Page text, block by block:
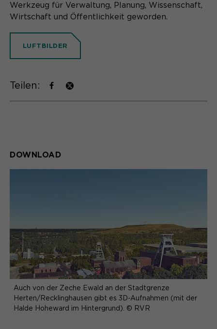
Werkzeug für Verwaltung, Planung, Wissenschaft,
Wirtschaft und Öffentlichkeit geworden.
LUFTBILDER
Teilen:
DOWNLOAD
Auch von der Zeche Ewald an der Stadtgrenze
Herten/Recklinghausen gibt es 3D-Aufnahmen (mit der
Halde Hoheward im Hintergrund). © RVR